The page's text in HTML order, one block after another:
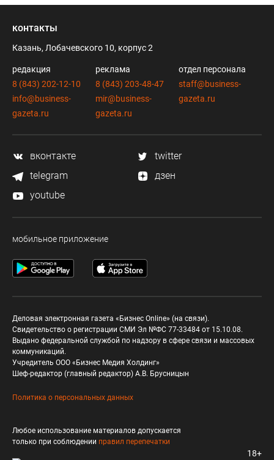
контакты
Казань, Лобачевского 10, корпус 2
редакция
8 (843) 202-12-10
info@business-
gazeta.ru
реклама
8 (843) 203-48-47
mir@business-
gazeta.ru
отдел персонала
staff@business-
gazeta.ru
вконтакте
twitter
telegram
дзен
youtube
мобильное приложение
Деловая электронная газета «Бизнес Online» (на связи).
Свидетельство о регистрации СМИ Эл №ФС 77-33484 от 15.10.08.
Выдано федеральной службой по надзору в сфере связи и массовых
коммуникаций.
Учредитель ООО «Бизнес Медия Холдинг»
Шеф-редактор (главный редактор) А.В. Брусницын
Политика о персональных данных
Любое использование материалов допускается
только при соблюдении правил перепечатки
18+